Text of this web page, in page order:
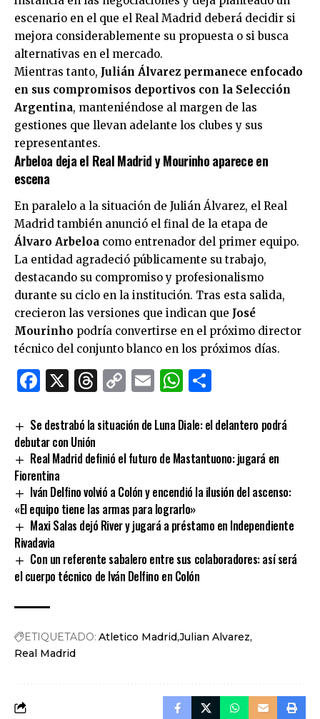
escenario en el que el Real Madrid deberá decidir si
mejora considerablemente su propuesta o si busca
alternativas en el mercado.
Mientras tanto, Julián Álvarez permanece enfocado
en sus compromisos deportivos con la Selección
Argentina, manteniéndose al margen de las
gestiones que llevan adelante los clubes y sus
representantes.
Arbeloa deja el Real Madrid y Mourinho aparece en
escena
En paralelo a la situación de Julián Álvarez, el Real
Madrid también anunció el final de la etapa de
Álvaro Arbeloa como entrenador del primer equipo.
La entidad agradeció públicamente su trabajo,
destacando su compromiso y profesionalismo
durante su ciclo en la institución. Tras esta salida,
crecieron las versiones que indican que José
Mourinho podría convertirse en el próximo director
técnico del conjunto blanco en los próximos días.
Facebook
X Threads
CopyEmailWhatsApp
Se destrabó la situación de Luna Diale: el delantero podrá
debutar con Unión
Real Madrid definió el futuro de Mastantuono: jugará en
Fiorentina
Iván Delfino volvió a Colón y encendió la ilusión del ascenso:
«El equipo tiene las armas para lograrlo»
Maxi Salas dejó River y jugará a préstamo en Independiente
Rivadavia
Con un referente sabalero entre sus colaboradores: así será
el cuerpo técnico de Iván Delfino en Colón
ETIQUETADO: Atletico MadridJulian Alvarez
Real Madrid